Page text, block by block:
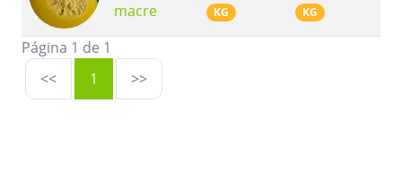
macre
KG KG
Página 1 de 1
<<
1 >>